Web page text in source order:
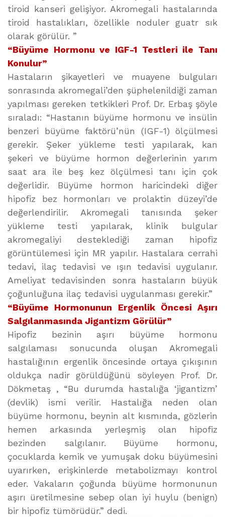
tiroid kanseri gelişiyor. Akromegali hastalarında
tiroid hastalıkları, özellikle noduler guatr sık
olarak görülür. ”
“Büyüme Hormonu ve IGF-1 Testleri ile Tanı
Konulur”
Hastaların şikayetleri ve muayene bulguları
sonrasında akromegali’den şüphelenildiği zaman
yapılması gereken tetkikleri Prof. Dr. Erbaş şöyle
sıraladı: “Hastanın büyüme hormonu ve insülin
benzeri büyüme faktörü’nün (IGF-1) ölçülmesi
gerekir. Şeker yükleme testi yapılarak, kan
şekeri ve büyüme hormon değerlerinin yarım
saat ara ile beş kez ölçülmesi tanı için çok
değerlidir. Büyüme hormon haricindeki diğer
hipofiz bez hormonları ve prolaktin düzeyi’de
değerlendirilir. Akromegali tanısında şeker
yükleme testi yapılarak, klinik bulgular
akromegaliyi desteklediği zaman hipofiz
görüntülemesi için MR yapılır. Hastalara cerrahi
tedavi, ilaç tedavisi ve ışın tedavisi uygulanır.
Ameliyat tedavisinden sonra hastaların büyük
çoğunluğuna ilaç tedavisi uygulanması gerekir.”
“Büyüme Hormonunun Ergenlik Öncesi Aşırı
Salgılanmasında Jigantizm Görülür”
Hipofiz bezinin aşırı büyüme hormonu
salgılaması sonucunda oluşan Akromegali
hastalığının ergenlik öncesinde ortaya çıkışının
oldukça nadir görüldüğünü söyleyen Prof. Dr.
Dökmetaş , “Bu durumda hastalığa ‘jigantizm’
(devlik) ismi verilir. Hastalığa neden olan
büyüme hormonu, beynin alt kısmında, gözlerin
hemen arkasında yerleşmiş olan hipofiz
bezinden salgılanır. Büyüme hormonu,
çocuklarda kemik ve yumuşak doku büyümesini
uyarırken, erişkinlerde metabolizmayı kontrol
eder. Vakaların çoğunda büyüme hormonunun
aşırı üretilmesine sebep olan iyi huylu (benign)
bir hipofiz tümörüdür.” dedi.